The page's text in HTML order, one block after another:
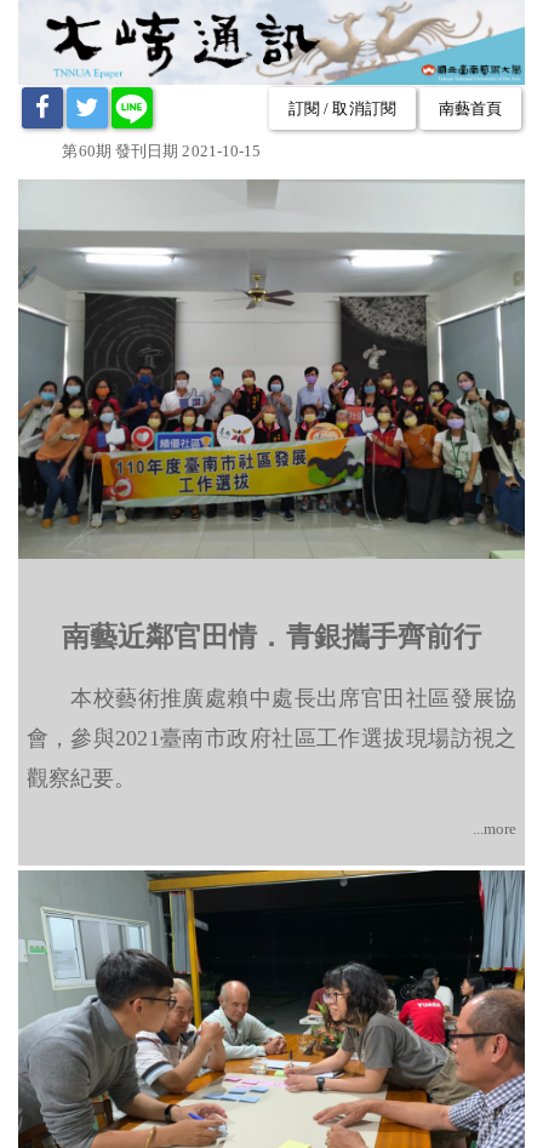
訂閱 / 取消訂閱 南藝首頁
第60期 發刊日期 2021-10-15
南藝近鄰官田情．青銀攜手齊前行
本校藝術推廣處賴中處長出席官田社區發展協
會，參與2021臺南市政府社區工作選拔現場訪視之
觀察紀要。
...more